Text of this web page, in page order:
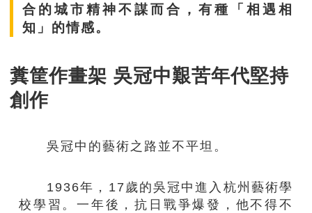
合的城市精神不謀而合，有種「相遇相
知」的情感。
糞筐作畫架 吳冠中艱苦年代堅持
創作
吳冠中的藝術之路並不平坦。
1936年， 17歲的吳冠中進入杭州藝術學
校學習。一年後，抗日戰爭爆發，他不得不